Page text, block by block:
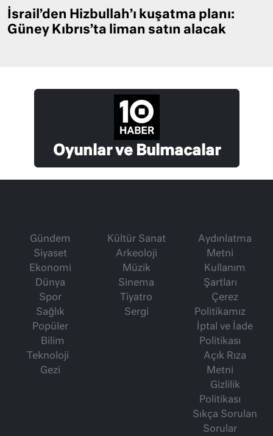
İsrail’den Hizbullah’ı kuşatma planı:
Güney Kıbrıs’ta liman satın alacak
Oyunlar ve Bulmacalar
Gündem
Siyaset
Ekonomi
Dünya
Spor
Sağlık
Popüler
Bilim
Teknoloji
Gezi
Kültür Sanat
Arkeoloji
Müzik
Sinema
Tiyatro
Sergi
Aydınlatma
Metni
Kullanım
Şartları
Çerez
Politikamız
İptal ve İade
Politikası
Açık Rıza
Metni
Gizlilik
Politikası
Sıkça Sorulan
Sorular